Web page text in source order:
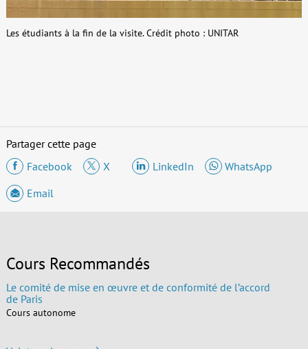
Les étudiants à la fin de la visite. Crédit photo : UNITAR
Partager cette page
Facebook
X LinkedIn
WhatsApp
Email
Cours Recommandés
Le comité de mise en œuvre et de conformité de l’accord
de Paris
Cours autonome